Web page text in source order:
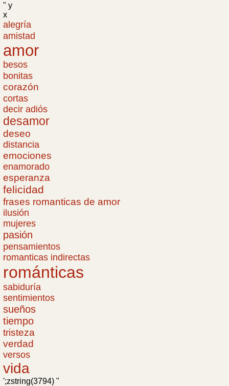
" y
x
alegría
amistad
amor
besos
bonitas
corazón
cortas
decir adiós
desamor
deseo
distancia
emociones
enamorado
esperanza
felicidad
frases romanticas de amor
ilusión
mujeres
pasión
pensamientos
romanticas indirectas
románticas
sabiduría
sentimientos
sueños
tiempo
tristeza
verdad
versos
vida
';zstring(3794) "